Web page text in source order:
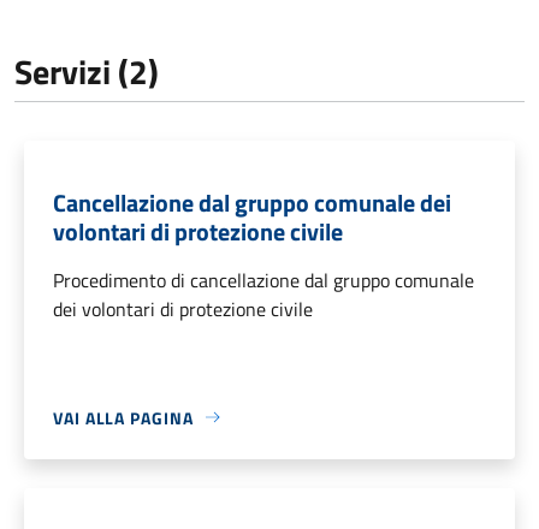
Servizi (2)
Cancellazione dal gruppo comunale dei
volontari di protezione civile
Procedimento di cancellazione dal gruppo comunale
dei volontari di protezione civile
VAI ALLA PAGINA